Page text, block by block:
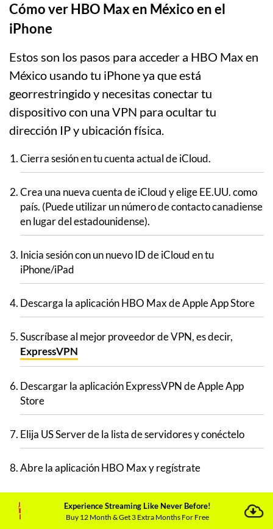
Cómo ver HBO Max en México en el
iPhone
Estos son los pasos para acceder a HBO Max en
México usando tu iPhone ya que está
georrestringido y necesitas conectar tu
dispositivo con una VPN para ocultar tu
dirección IP y ubicación física.
Cierra sesión en tu cuenta actual de iCloud.
Crea una nueva cuenta de iCloud y elige EE.UU. como
país. (Puede utilizar un número de contacto canadiense
en lugar del estadounidense).
Inicia sesión con un nuevo ID de iCloud en tu
iPhone/iPad
Descarga la aplicación HBO Max de Apple App Store
Suscríbase al mejor proveedor de VPN, es decir,
ExpressVPN
Descargar la aplicación ExpressVPN de Apple App
Store
Elija US Server de la lista de servidores y conéctelo
Abre la aplicación HBO Max y regístrate
Cómo ver HBO Max en México en Smart
Experience Streaming Like Never Before!
Buy 12 Month & Get 3 Extra Months For Free